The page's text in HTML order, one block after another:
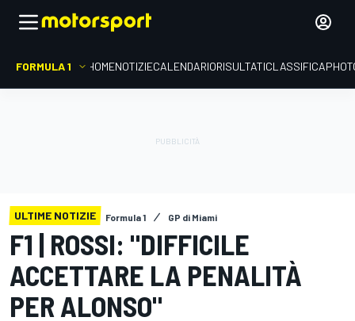
FORMULA 1 HOMENOTIZIECALENDARIORISULTATICLASSIFICA
ULTIME NOTIZIE Formula 1 GP di Miami
F1 | ROSSI: "DIFFICILE
ACCETTARE LA PENALITÀ
PER ALONSO"